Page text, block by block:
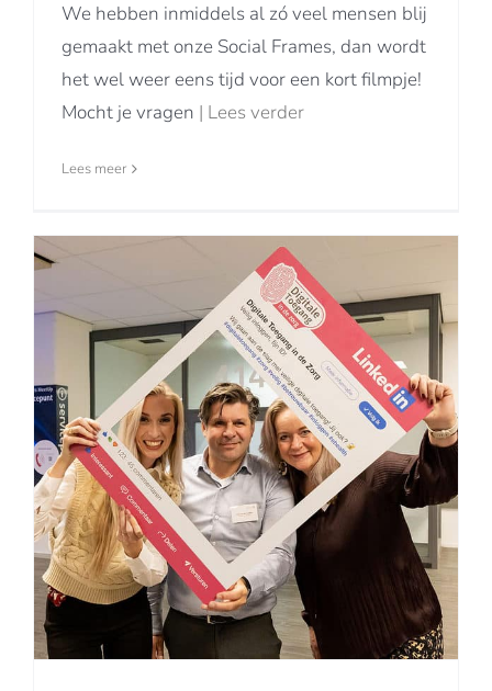
We hebben inmiddels al zó veel mensen blij
gemaakt met onze Social Frames, dan wordt
het wel weer eens tijd voor een kort filmpje!
Mocht je vragen | Lees verder
Lees meer